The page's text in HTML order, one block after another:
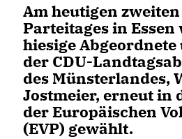
Am heutigen zweiten
Parteitages in
hiesige
der CDU-
des Münsterlandes,
Jostmeier, erneut in
der Europäischen
(EVP) gewählt.